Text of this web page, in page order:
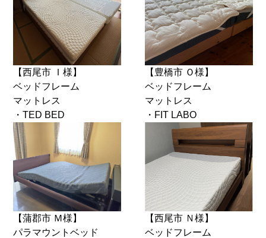
【西尾市 Ｉ様】
ベッドフレーム
マットレス
・TED BED
【豊橋市 Ｏ様】
ベッドフレーム
マットレス
・FIT LABO
【蒲郡市 Ｍ様】
パラマウントベッド
【西尾市 Ｎ様】
ベッドフレーム